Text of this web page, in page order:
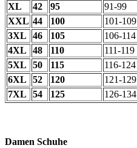
XL
42 95
91-99
XXL 44 100
101-109
3XL
46 105
106-114
4XL
48 110
111-119
5XL
50 115
116-124
6XL
52 120
121-129
7XL
54 125 126-134
Damen Schuhe